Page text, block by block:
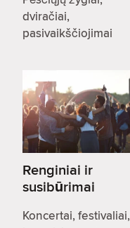
dviračiai,
pasivaikščiojimai
Renginiai ir
susibūrimai
Koncertai, festivaliai,